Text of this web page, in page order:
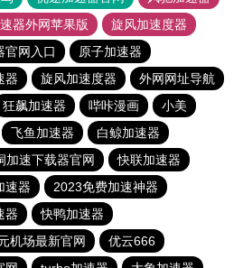
器外网苹果版
旋风加速度器
官网入口
原子加速器
器 旋风加速度器
外网网址导航
狂飙加速器 哔咔漫画
小美
飞鱼加速器
白鲸加速器
加速下载器官网
快联加速器
速器
2023免费加速神器
器
快鸭加速器
机场最新官网
优云666